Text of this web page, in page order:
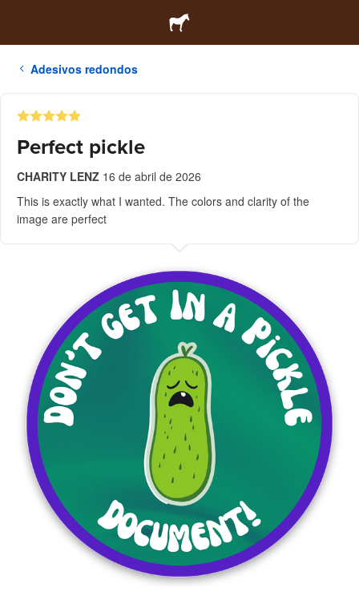
Adesivos redondos
Perfect pickle
CHARITY LENZ 16 de abril de 2026
This is exactly what I wanted. The colors and clarity of the
image are perfect